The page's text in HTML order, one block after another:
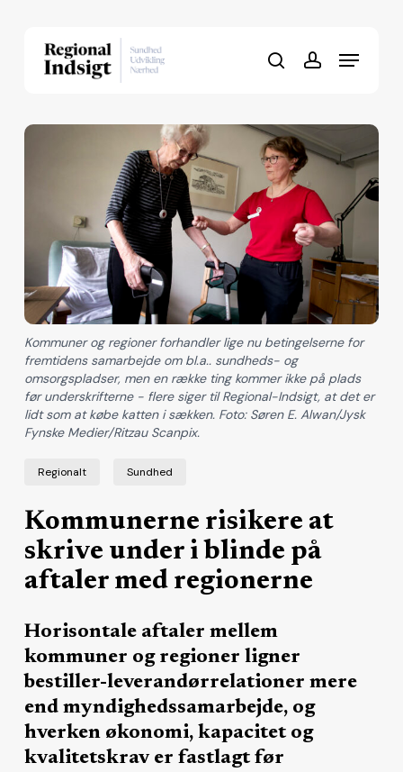
searchaccount
Menu
Regionalt Sundhed
Kommunerne risikere at
skrive under i blinde på
aftaler med regionerne
Horisontale aftaler mellem
kommuner og regioner ligner
bestiller-leverandørrelationer mere
end myndighedssamarbejde, og
hverken økonomi, kapacitet og
kvalitetskrav er fastlagt før
Kommuner og regioner forhandler lige nu betingelserne for
fremtidens samarbejde om bl.a.. sundheds- og
omsorgspladser, men en række ting kommer ikke på plads
før underskrifterne - flere siger til Regional-Indsigt, at det er
lidt som at købe katten i sækken. Foto: Søren E. Alwan/Jysk
Fynske Medier/Ritzau Scanpix.
Close